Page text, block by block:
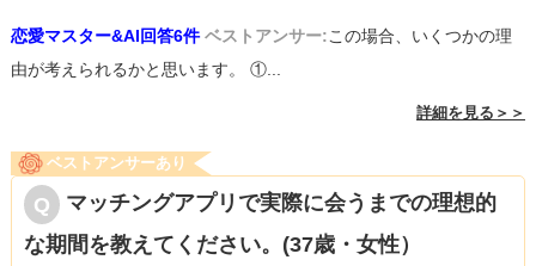
恋愛マスター&AI回答6件 ベストアンサー:この場合、いくつかの理
由が考えられるかと思います。 ①...
詳細を見る＞＞
ベストアンサーあり
マッチングアプリで実際に会うまでの理想的
な期間を教えてください。(37歳・女性）